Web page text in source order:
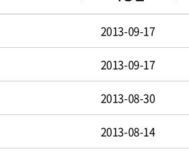
2013-09-17
2013-09-17
2013-08-30
2013-08-14